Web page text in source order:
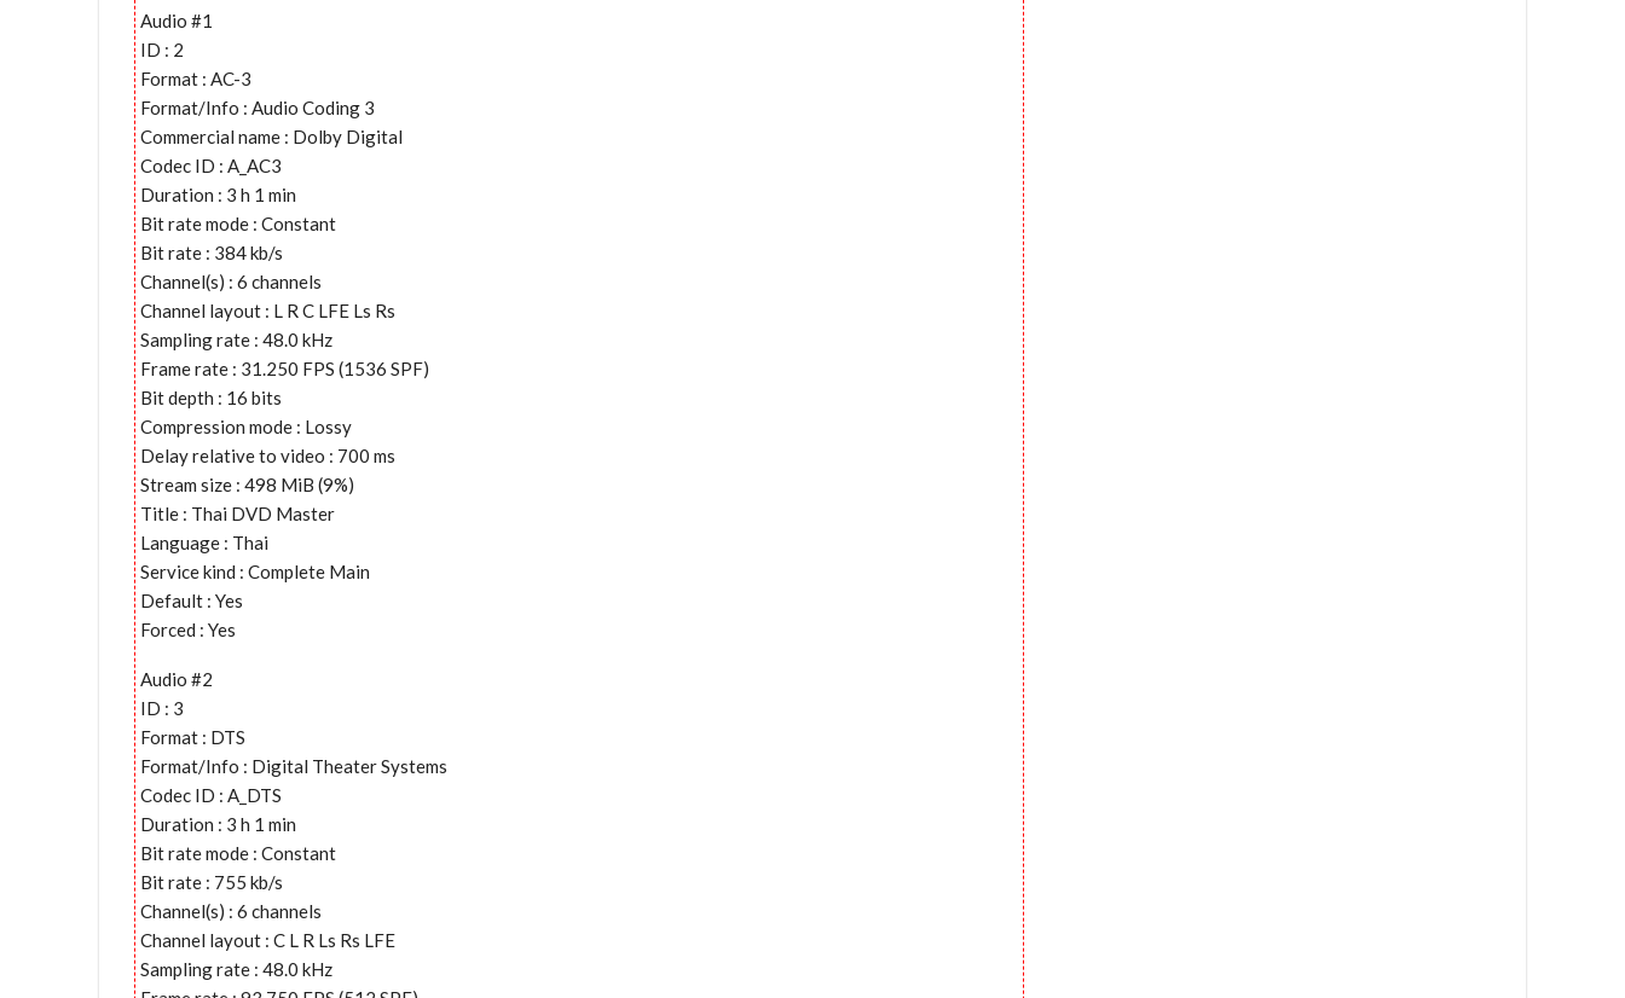
Audio #1
ID : 2
Format : AC-3
Format/Info : Audio Coding 3
Commercial name : Dolby Digital
Codec ID : A_AC3
Duration : 3 h 1 min
Bit rate mode : Constant
Bit rate : 384 kb/s
Channel(s) : 6 channels
Channel layout : L R C LFE Ls Rs
Sampling rate : 48.0 kHz
Frame rate : 31.250 FPS (1536 SPF)
Bit depth : 16 bits
Compression mode : Lossy
Delay relative to video : 700 ms
Stream size : 498 MiB (9%)
Title : Thai DVD Master
Language : Thai
Service kind : Complete Main
Default : Yes
Forced : Yes
Audio #2
ID : 3
Format : DTS
Format/Info : Digital Theater Systems
Codec ID : A_DTS
Duration : 3 h 1 min
Bit rate mode : Constant
Bit rate : 755 kb/s
Channel(s) : 6 channels
Channel layout : C L R Ls Rs LFE
Sampling rate : 48.0 kHz